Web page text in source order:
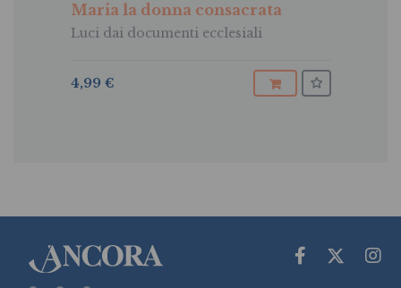
Maria la donna consacrata
Luci dai documenti ecclesiali
4,99 €